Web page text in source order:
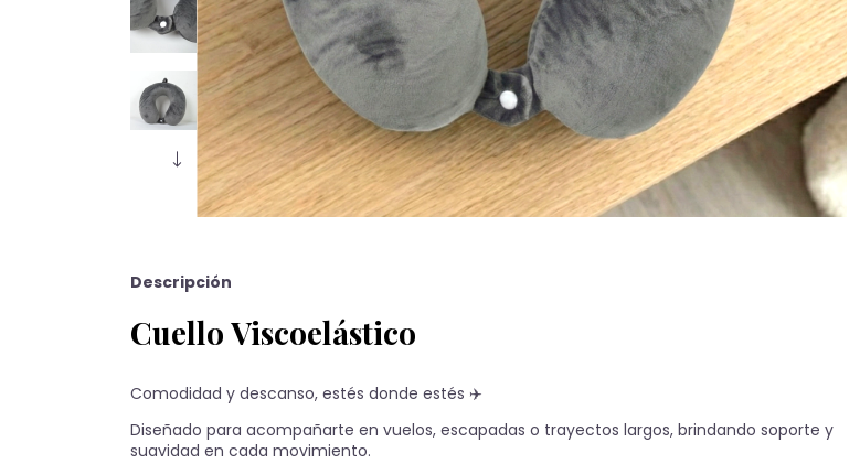
Descripción
Cuello Viscoelástico
Comodidad y descanso, estés donde estés ✈️
Diseñado para acompañarte en vuelos, escapadas o trayectos largos, brindando soporte y
suavidad en cada movimiento.